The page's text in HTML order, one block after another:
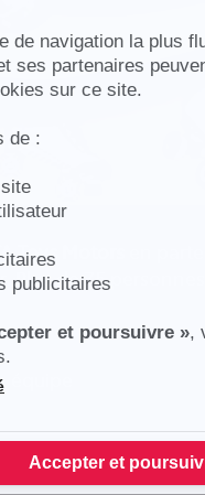
de navigation la plus
ses partenaires
sur ce site.
de :
publicitaires
et poursuivre »,
vos Options
Accepter et
Toys Motors en
Plus de 75